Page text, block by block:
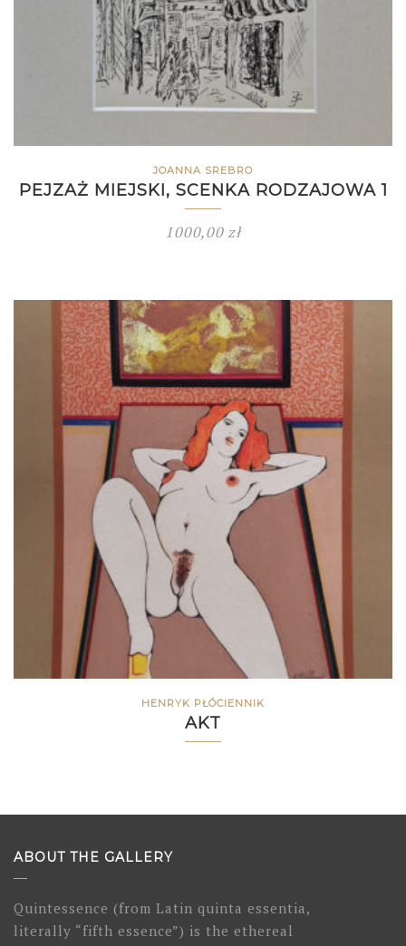
JOANNA SREBRO
PEJZAŻ MIEJSKI, SCENKA RODZAJOWA 1
1000,00 zł
HENRYK PŁÓCIENNIK
AKT
ABOUT THE GALLERY
Quintessence (from Latin quinta essentia,
literally “fifth essence”) is the ethereal